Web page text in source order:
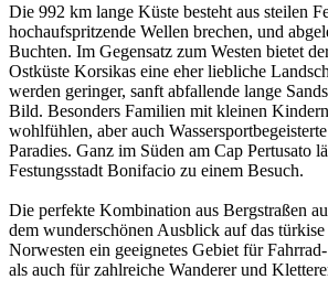
Die 992 km lange Küste besteht aus steilen
hochaufspritzende Wellen brechen, und
Buchten. Im Gegensatz zum Westen bietet
Ostküste Korsikas eine eher liebliche
werden geringer, sanft abfallende lange
Bild. Besonders Familien mit kleinen
wohlfühlen, aber auch
Paradies. Ganz im Süden am Cap Pertusato
Festungsstadt Bonifacio zu einem Besuch.
Die perfekte Kombination aus Bergstraßen
dem wunderschönen Ausblick auf das
Norwesten ein geeignetes Gebiet für
als auch für zahlreiche Wanderer und